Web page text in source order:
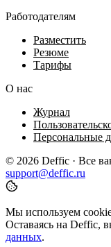
Работодателям
Разместить
Резюме
Тарифы
О нас
Журнал
Персональные
© 2026 Deffic · Все
support@deffic.ru
Мы используем
Оставаясь на Deffic,
данных.